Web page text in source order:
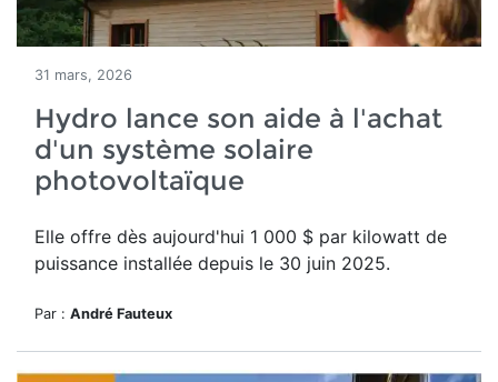
31 mars, 2026
Hydro lance son aide à l'achat
d'un système solaire
photovoltaïque
Elle offre dès aujourd'hui 1 000 $ par kilowatt de
puissance installée depuis le 30 juin 2025.
Par : André Fauteux